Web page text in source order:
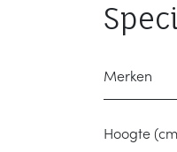
Merken
Hoogte